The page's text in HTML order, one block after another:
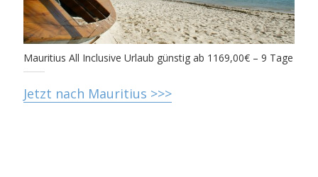
Mauritius All Inclusive Urlaub günstig ab 1169,00€ – 9 Tage
Jetzt nach Mauritius >>>